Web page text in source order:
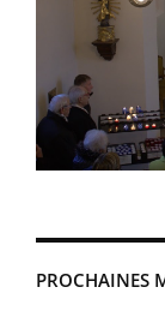
PROCHAINES